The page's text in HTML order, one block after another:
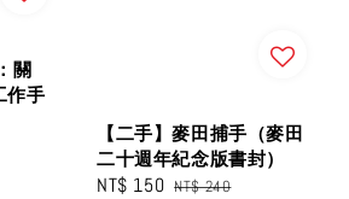
關
作手
【二手】麥田捕手（麥田
二十週年紀念版書封）
Sale
NT$ 150 Regular
NT$ 240